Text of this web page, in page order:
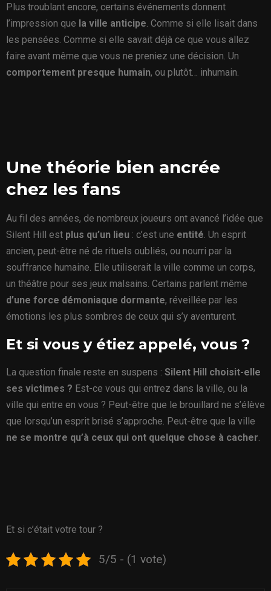
Plus troublant encore, certains événements donnent
l’impression que la ville anticipe . Comme si elle lisait dans
les pensées. Comme si elle savait déjà ce que vous allez
faire avant même que vous ne preniez une décision. Un
comportement presque humain, ou plutôt… inhumain.
Une théorie bien ancrée
chez les fans
Au fil des années, de nombreux joueurs ont avancé l’idée que
Silent Hill est plus qu’un lieu : c’est une entité . Un esprit
ancien, peut-être né de rituels oubliés, ou nourri par la
souffrance humaine. Elle utiliserait la ville comme un corps,
un théâtre pour ses jeux malsains. Certains parlent même
d’une force démoniaque dormante, réveillée par les
émotions les plus sombres de ceux qui s’y aventurent.
Et si vous y étiez appelé, vous ?
La question finale reste en suspens : Silent Hill choisit-elle
ses victimes ? Est-ce vous qui entrez dans la ville, ou la
ville qui entre en vous ? Peut-être que le brouillard ne s’élève
que lorsqu’un esprit brisé s’approche. Peut-être que la ville
ne se montre qu’à ceux qui ont quelque chose à cacher
Et si c’était votre tour ?
5/5 - (1 vote)